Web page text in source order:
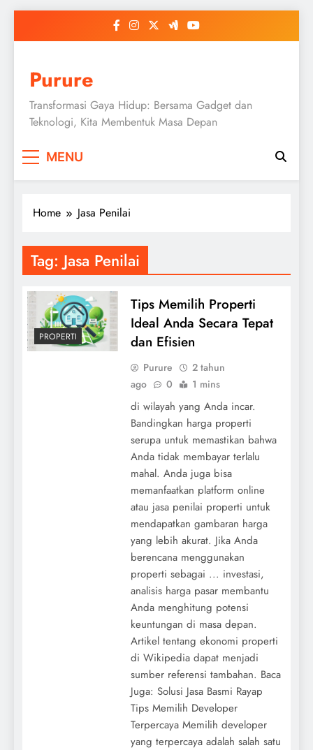
Purure
Transformasi Gaya Hidup: Bersama Gadget dan
Teknologi, Kita Membentuk Masa Depan
MENU
Home Jasa Penilai
Tag: Jasa Penilai
PROPERTI
Tips Memilih Properti
Ideal Anda Secara Tepat
dan Efisien
Purure
2 tahun
ago
0 1 mins
di wilayah yang Anda incar.
Bandingkan harga properti
serupa untuk memastikan bahwa
Anda tidak membayar terlalu
mahal. Anda juga bisa
memanfaatkan platform online
atau jasa penilai properti untuk
mendapatkan gambaran harga
yang lebih akurat. Jika Anda
berencana menggunakan
properti sebagai ... investasi,
analisis harga pasar membantu
Anda menghitung potensi
keuntungan di masa depan.
Artikel tentang ekonomi properti
di Wikipedia dapat menjadi
sumber referensi tambahan. Baca
Juga: Solusi Jasa Basmi Rayap
Tips Memilih Developer
Terpercaya Memilih developer
yang terpercaya adalah salah satu